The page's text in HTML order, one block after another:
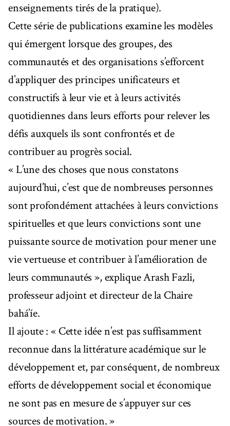
enseignements tirés de la pratique).
Cette série de publications examine les modèles
qui émergent lorsque des groupes, des
communautés et des organisations s’efforcent
d’appliquer des principes unificateurs et
constructifs à leur vie et à leurs activités
quotidiennes dans leurs efforts pour relever les
défis auxquels ils sont confrontés et de
contribuer au progrès social.
« L’une des choses que nous constatons
aujourd’hui, c’est que de nombreuses personnes
sont profondément attachées à leurs convictions
spirituelles et que leurs convictions sont une
puissante source de motivation pour mener une
vie vertueuse et contribuer à l’amélioration de
leurs communautés », explique Arash Fazli,
professeur adjoint et directeur de la Chaire
bahá’íe.
Il ajoute : « Cette idée n’est pas suffisamment
reconnue dans la littérature académique sur le
développement et, par conséquent, de nombreux
efforts de développement social et économique
ne sont pas en mesure de s’appuyer sur ces
sources de motivation. »